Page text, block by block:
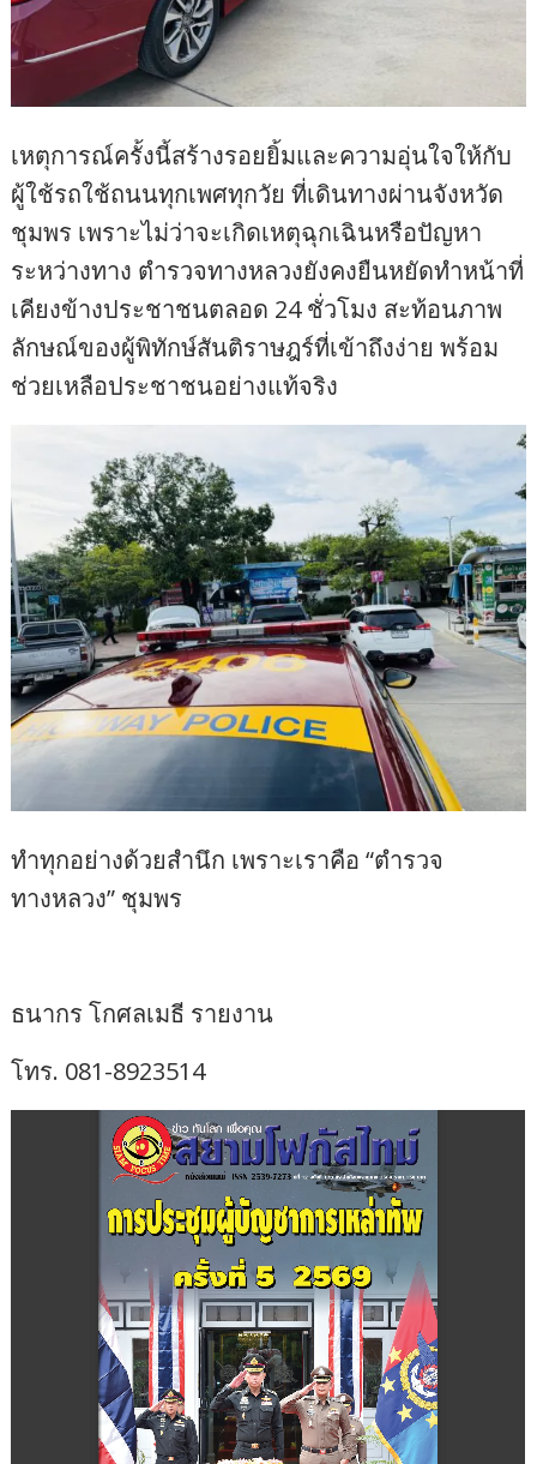
เหตุการณ์ครั้งนี้สร้างรอยยิ้มและความอุ่นใจให้กับ
ผู้ใช้รถใช้ถนนทุกเพศทุกวัย ที่เดินทางผ่านจังหวัด
ชุมพร เพราะไม่ว่าจะเกิดเหตุฉุกเฉินหรือปัญหา
ระหว่างทาง ตำรวจทางหลวงยังคงยืนหยัดทำหน้าที่
เคียงข้างประชาชนตลอด 24 ชั่วโมง สะท้อนภาพ
ลักษณ์ของผู้พิทักษ์สันติราษฎร์ที่เข้าถึงง่าย พร้อม
ช่วยเหลือประชาชนอย่างแท้จริง
ทำทุกอย่างด้วยสำนึก เพราะเราคือ “ตำรวจ
ทางหลวง” ชุมพร
ธนากร โกศลเมธี รายงาน
โทร. 081-8923514